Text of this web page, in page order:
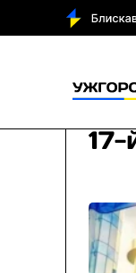
17-